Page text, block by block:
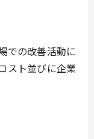
での改善活動に
スト並びに企業